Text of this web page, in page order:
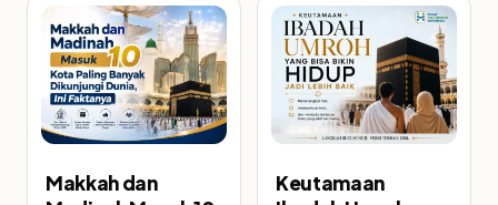
Makkah dan
Keutamaan